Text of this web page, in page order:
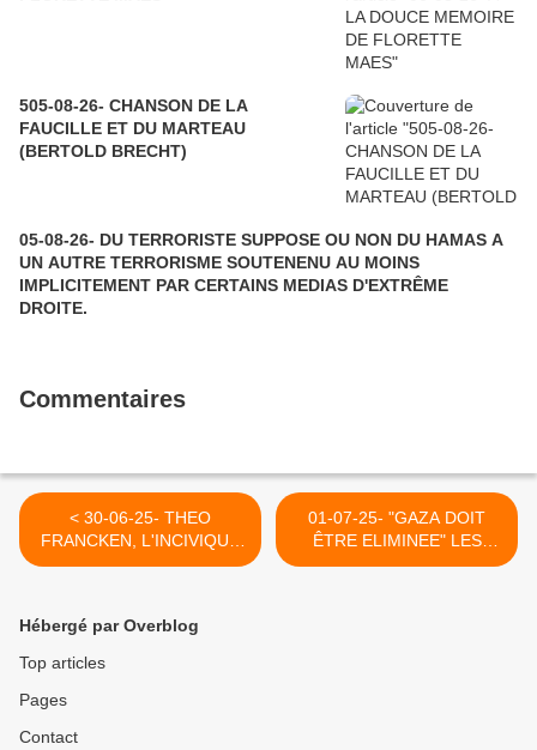
505-08-26- CHANSON DE LA
FAUCILLE ET DU MARTEAU
(BERTOLD BRECHT)
05-08-26- DU TERRORISTE SUPPOSE OU NON DU HAMAS A
UN AUTRE TERRORISME SOUTENENU AU MOINS
IMPLICITEMENT PAR CERTAINS MEDIAS D'EXTRÊME
DROITE.
Commentaires
< 30-06-25- THEO
FRANCKEN, L'INCIVIQUE
QUI CRACHE SUR LA
IDENTIFIER ET
RENVOYER LES
REFUGIES DE KHARTOUM
AUX VIOLENCES QUE
RÉFUGIÉS DANS CE PAYS
01-07-25- "GAZA DOIT
ÊTRE ELIMINEE" LES
ONDES ISRAELIENNES
Hébergé par Overblog
Top articles
Pages
Contact